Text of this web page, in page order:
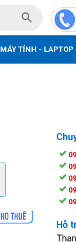

MÁY TÍNH - LAPTOP
Hỗ